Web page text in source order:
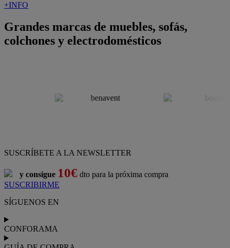
+INFO
Grandes marcas de muebles, sofás,
colchones y electrodomésticos
SUSCRÍBETE A LA NEWSLETTER
y consigue 10€ dto para la próxima compra
SUSCRIBIRME
SÍGUENOS EN
CONFORAMA